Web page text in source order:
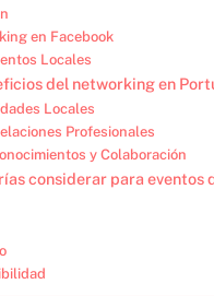
en Facebook
Locales
del networking en
Locales
Profesionales
y Colaboración
considerar para eventos